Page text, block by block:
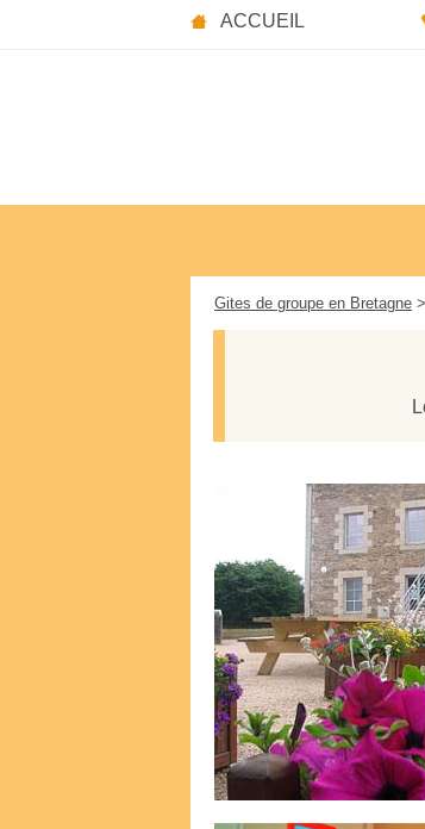
ACCUEIL
Gites de groupe en Bretagne >
Panneau de gestion des cookies